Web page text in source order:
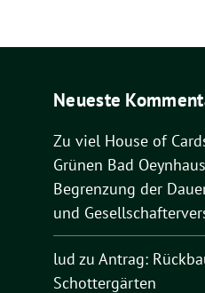
Neueste
Zu viel House of
Grünen Bad
Begrenzung der
und
lud zu Antrag:
Schottergärten